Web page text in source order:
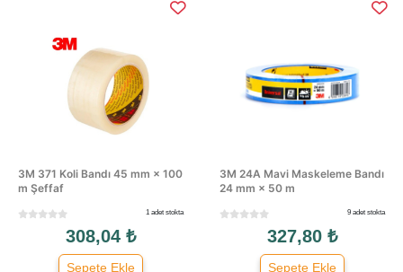
3M 371 Koli Bandı 45 mm × 100
m Şeffaf
1 adet stokta
308,04 ₺
Sepete Ekle
3M 24A Mavi Maskeleme Bandı
24 mm × 50 m
9 adet stokta
327,80 ₺
Sepete Ekle